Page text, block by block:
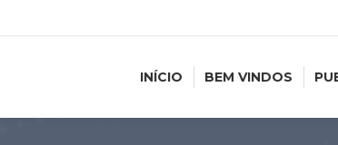
INÍCIO BEM VINDOS